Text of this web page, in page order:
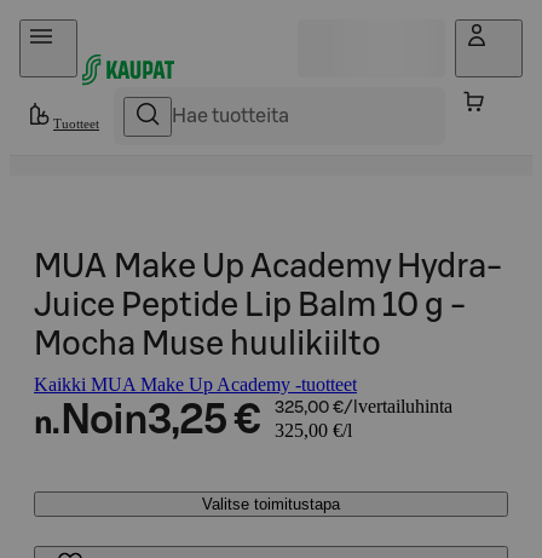
Hyppää sisältöön
Tuotteet
MUA Make Up Academy Hydra-
Juice Peptide Lip Balm 10 g -
Mocha Muse huulikiilto
Kaikki MUA Make Up Academy -tuotteet
n. Noin3,25 € 325,00 €/l vertailuhinta
325,00 €/l
Valitse toimitustapa